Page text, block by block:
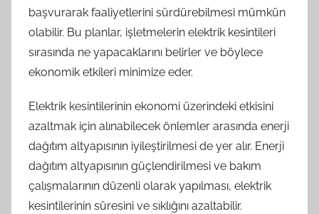
başvurarak faaliyetlerini sürdürebilmesi mümkün
olabilir. Bu planlar, işletmelerin elektrik kesintileri
sırasında ne yapacaklarını belirler ve böylece
ekonomik etkileri minimize eder.
Elektrik kesintilerinin ekonomi üzerindeki etkisini
azaltmak için alınabilecek önlemler arasında enerji
dağıtım altyapısının iyileştirilmesi de yer alır. Enerji
dağıtım altyapısının güçlendirilmesi ve bakım
çalışmalarının düzenli olarak yapılması, elektrik
kesintilerinin süresini ve sıklığını azaltabilir.